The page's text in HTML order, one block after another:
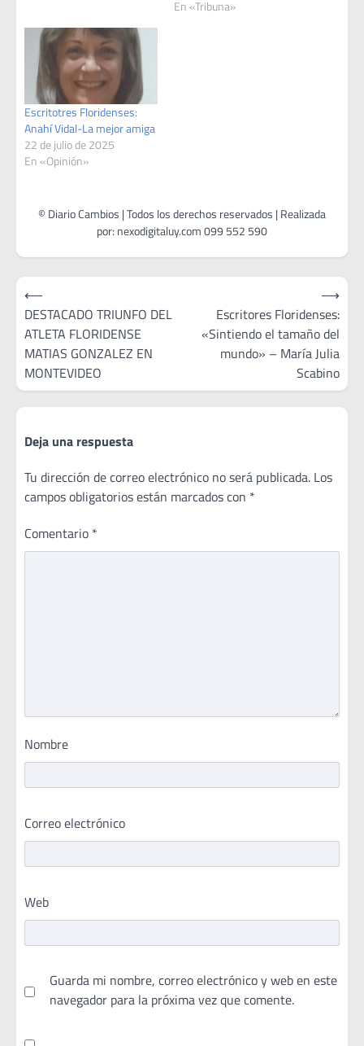
En «Tribuna»
Escritotres Floridenses:
Anahí Vidal-La mejor amiga
22 de julio de 2025
En «Opinión»
Navegación
de
entradas
⟵
DESTACADO TRIUNFO DEL
ATLETA FLORIDENSE
MATIAS GONZALEZ EN
MONTEVIDEO
Escritores Floridenses:
«Sintiendo el tamaño del
mundo» – María Julia
Scabino
⟶
Deja una respuesta
Tu dirección de correo electrónico no será publicada. Los
campos obligatorios están marcados con *
Comentario *
Nombre
Correo electrónico
Web
Guarda mi nombre, correo electrónico y web en este
navegador para la próxima vez que comente.